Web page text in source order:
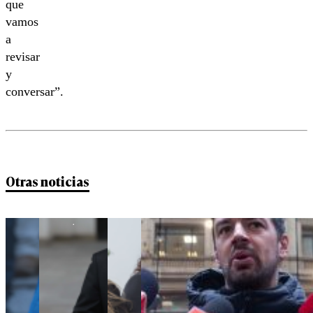
que
vamos
a
revisar
y
conversar”.
Otras noticias